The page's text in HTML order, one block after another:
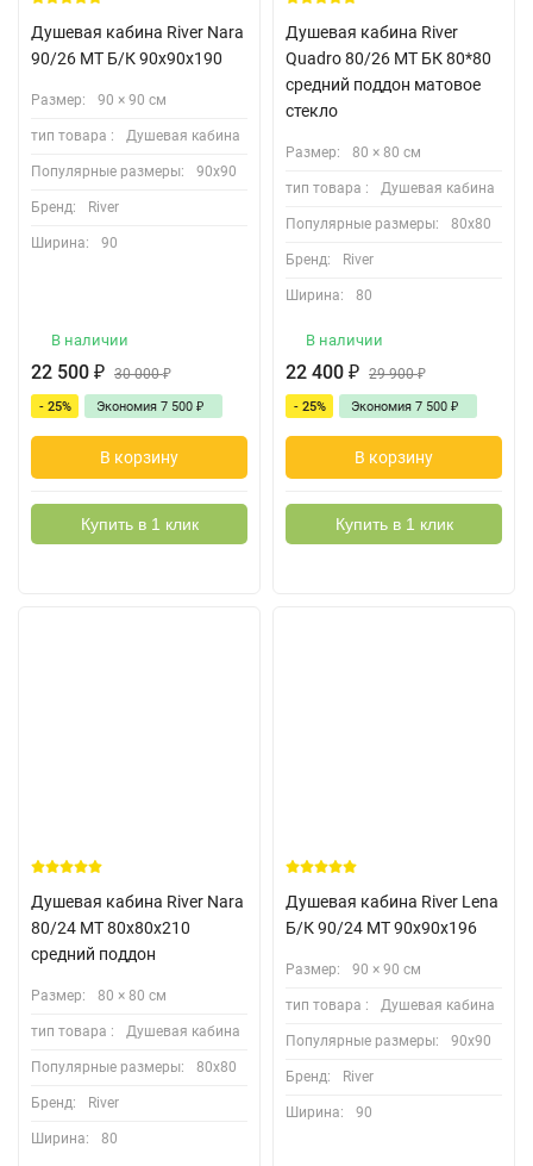
Душевая кабина River Nara
90/26 MT Б/К 90х90х190
Размер: 90 × 90 см
тип товара : Душевая кабина
Популярные размеры: 90х90
Бренд: River
Ширина: 90
В наличии
22 500 ₽ 30 000₽
- 25% Экономия 7 500 ₽
В корзину
Купить в 1 клик
Душевая кабина River
Quadro 80/26 MT БК 80*80
средний поддон матовое
стекло
Размер: 80 × 80 см
тип товара : Душевая кабина
Популярные размеры: 80х80
Бренд: River
Ширина: 80
В наличии
22 400 ₽ 29 900₽
- 25% Экономия 7 500 ₽
В корзину
Купить в 1 клик
Душевая кабина River Nara
80/24 MT 80х80х210
средний поддон
Размер: 80 × 80 см
тип товара : Душевая кабина
Популярные размеры: 80х80
Бренд: River
Ширина: 80
Душевая кабина River Lena
Б/К 90/24 МТ 90х90х196
Размер: 90 × 90 см
тип товара : Душевая кабина
Популярные размеры: 90х90
Бренд: River
Ширина: 90